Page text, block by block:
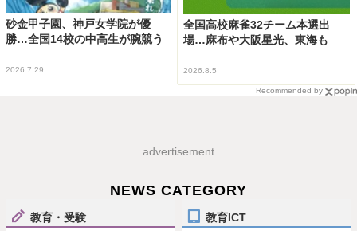
砂金甲子園、神戸女学院が優
勝…全国14校の中高生が腕競う
2026.7.29
全国高校麻雀32チーム本選出
場…麻布や大阪星光、東海も
2026.8.5
Recommended by
advertisement
NEWS CATEGORY
教育・受験 教育ICT